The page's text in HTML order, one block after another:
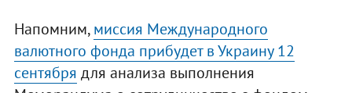
Напомним,миссия Международного
валютного фонда прибудет в Украину 12
сентября для анализа выполнения